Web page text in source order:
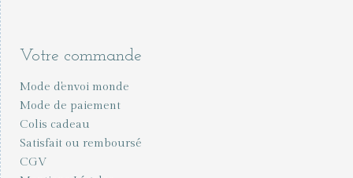
Votre commande
Mode d'envoi monde
Mode de paiement
Colis cadeau
Satisfait ou remboursé
CGV